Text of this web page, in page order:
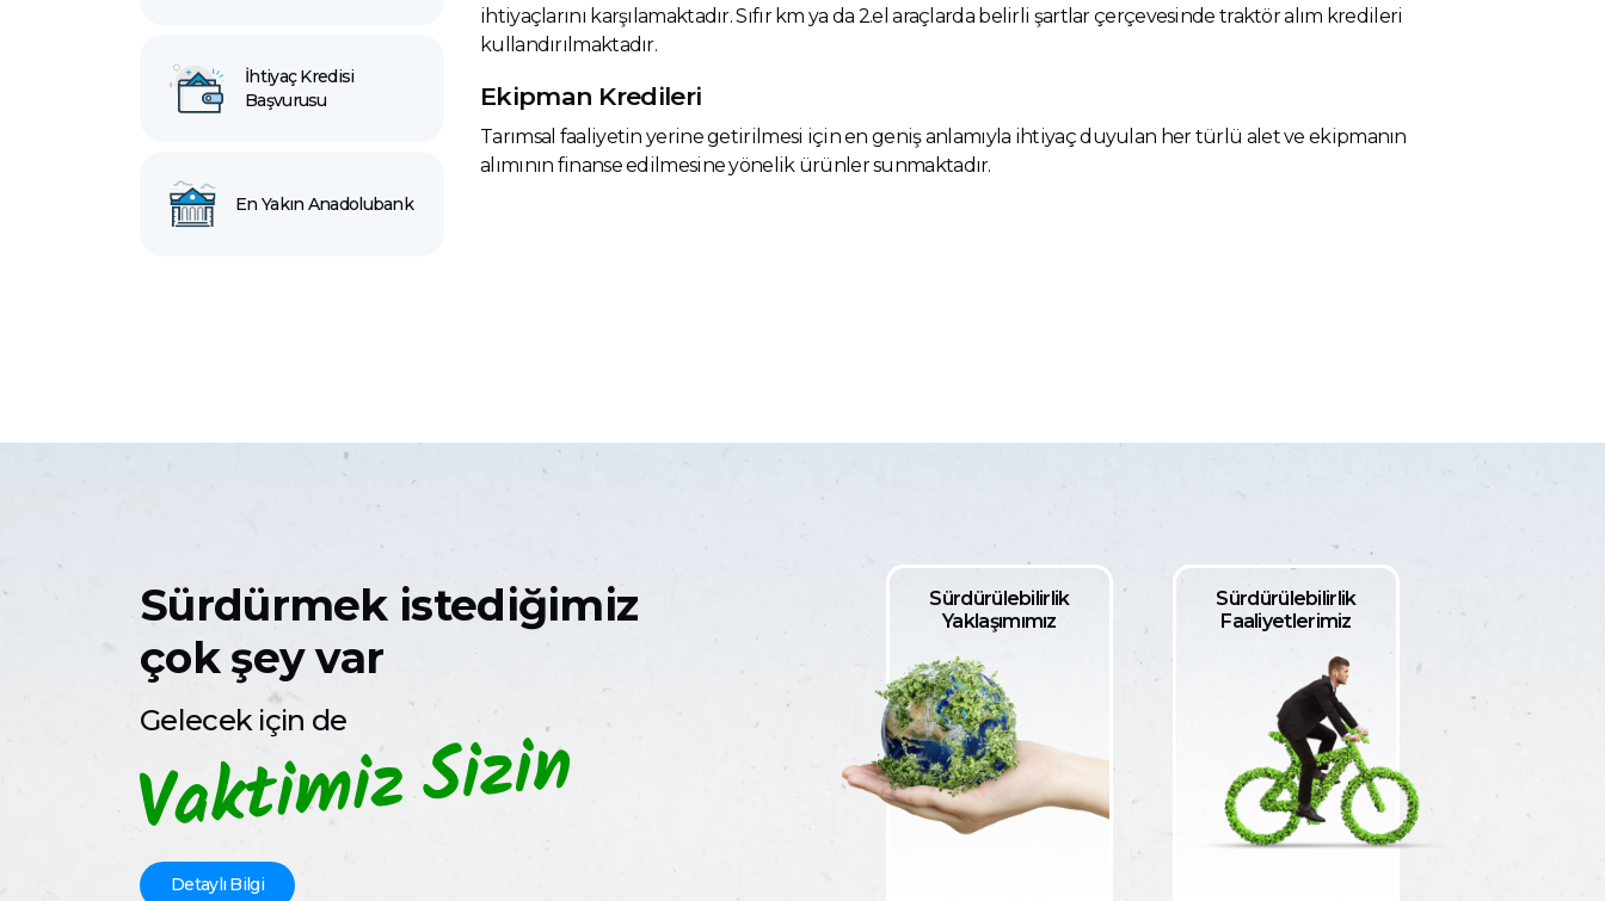
İhtiyaç Kredisi
Başvurusu
En Yakın Anadolubank
ihtiyaçlarını karşılamaktadır. Sıfır km ya da 2.el araçlarda belirli şartlar çerçevesinde traktör alım kredileri
kullandırılmaktadır.
Ekipman Kredileri
Tarımsal faaliyetin yerine getirilmesi için en geniş anlamıyla ihtiyaç duyulan her türlü alet ve ekipmanın
alımının finanse edilmesine yönelik ürünler sunmaktadır.
Sürdürmek istediğimiz
çok şey var
Gelecek için de
Detaylı Bilgi
Sürdürülebilirlik
Yaklaşımımız
Sürdürülebilirlik
Faaliyetlerimiz